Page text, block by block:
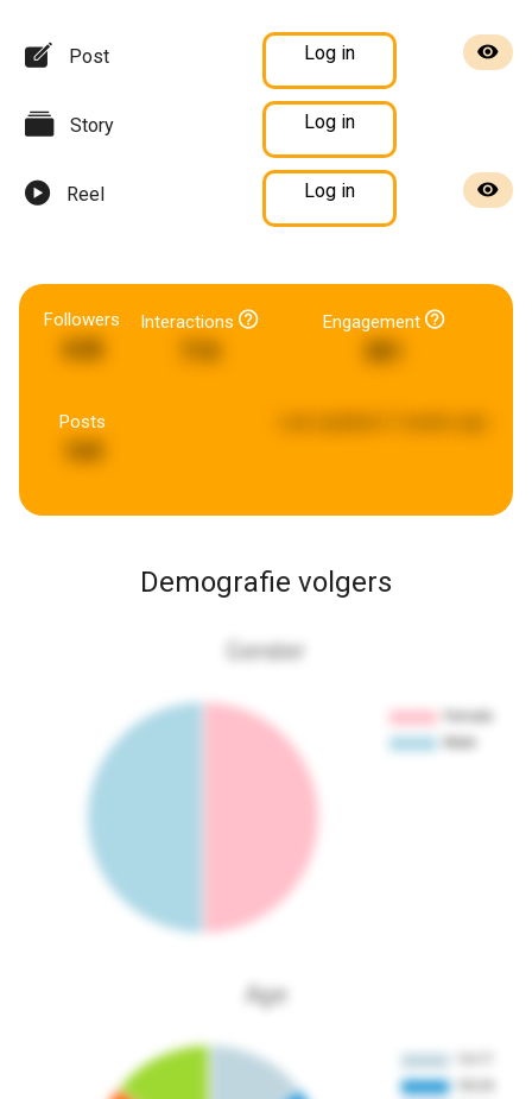
Post Log in
Story Log in
Reel Log in
Followers Interactions Engagement
Posts
Demografie volgers
Gender
Age